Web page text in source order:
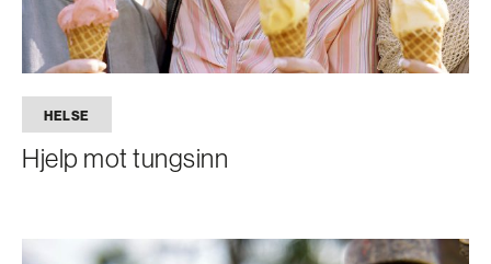
HELSE
Hjelp mot tungsinn